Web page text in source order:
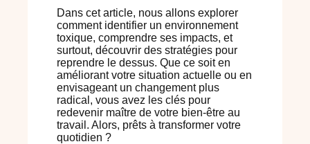
Dans cet article, nous allons explorer
comment identifier un environnement
toxique, comprendre ses impacts, et
surtout, découvrir des stratégies pour
reprendre le dessus. Que ce soit en
améliorant votre situation actuelle ou en
envisageant un changement plus
radical, vous avez les clés pour
redevenir maître de votre bien-être au
travail . Alors, prêts à transformer votre
quotidien ?